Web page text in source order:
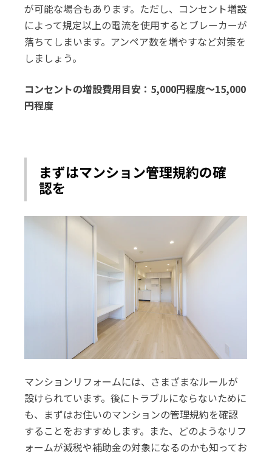
が可能な場合もあります。ただし、コンセント増設
によって規定以上の電流を使用するとブレーカーが
落ちてしまいます。アンペア数を増やすなど対策を
しましょう。
コンセントの増設費用目安：5,000円程度～15,000
円程度
まずはマンション管理規約の確
認を
マンションリフォームには、さまざまなルールが
設けられています。後にトラブルにならないために
も、まずはお住いのマンションの管理規約を確認
することをおすすめします。また、どのようなリフ
ォームが減税や補助金の対象になるのかも知ってお